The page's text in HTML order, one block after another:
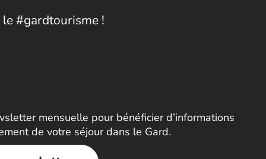
#gardtourisme !
mensuelle pour bénéficier d’informations
de votre séjour dans le Gard.